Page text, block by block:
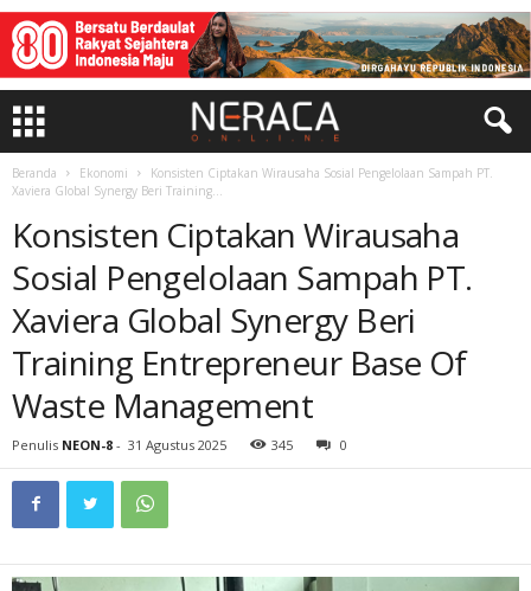
Beranda Ekonomi
Konsisten Ciptakan Wirausaha Sosial Pengelolaan Sampah PT.
Xaviera Global Synergy Beri Training...
Konsisten Ciptakan Wirausaha
Sosial Pengelolaan Sampah PT.
Xaviera Global Synergy Beri
Training Entrepreneur Base Of
Waste Management
Penulis NEON-8 - 31 Agustus 2025 345 0